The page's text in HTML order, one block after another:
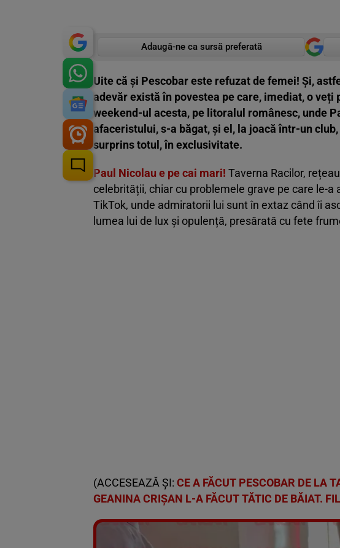
Adaugă-ne ca sursă preferată
Uite că și Pescobar este refuzat de femei! Și,
adevăr există în povestea pe care, imediat, o
weekend-ul acesta, pe litoralul românesc, unde
afaceristului, s-a băgat, și el, la joacă într-un
surprins totul, în exclusivitate.
Paul Nicolau e pe cai mari! Taverna Racilor,
celebrității, chiar cu problemele grave pe care le-a
TikTok, unde admiratorii lui sunt în extaz când îi
lumea lui de lux și opulență, presărată cu fete
(ACCESEAZĂ ȘI: CE A FĂCUT PESCOBAR DE LA
GEANINA CRIȘAN L-A FĂCUT TĂTIC DE BĂIAT.